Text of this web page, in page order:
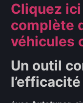
Cliquez
complète
véhicules
Un outil
l’efficacité